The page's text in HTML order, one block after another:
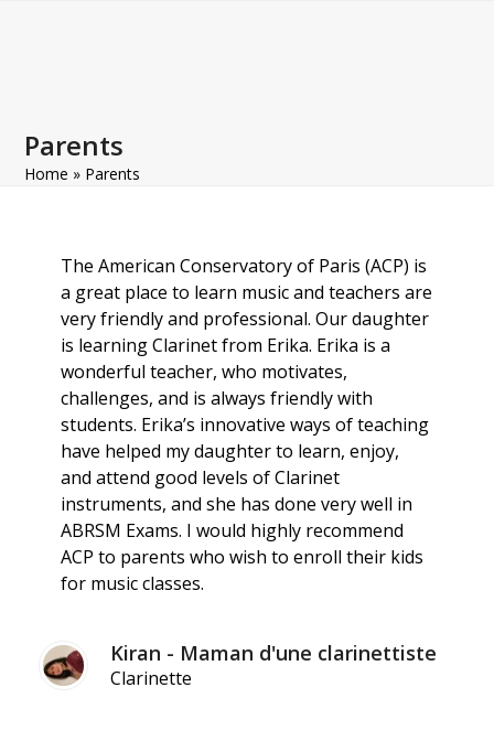
Parents
Home » Parents
The American Conservatory of Paris (ACP) is
a great place to learn music and teachers are
very friendly and professional. Our daughter
is learning Clarinet from Erika. Erika is a
wonderful teacher, who motivates,
challenges, and is always friendly with
students. Erika’s innovative ways of teaching
have helped my daughter to learn, enjoy,
and attend good levels of Clarinet
instruments, and she has done very well in
ABRSM Exams. I would highly recommend
ACP to parents who wish to enroll their kids
for music classes.
Kiran - Maman d'une clarinettiste
Clarinette